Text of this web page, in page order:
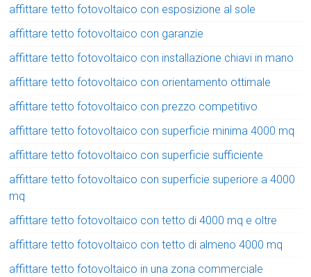
affittare tetto fotovoltaico con esposizione al sole
affittare tetto fotovoltaico con garanzie
affittare tetto fotovoltaico con installazione chiavi in mano
affittare tetto fotovoltaico con orientamento ottimale
affittare tetto fotovoltaico con prezzo competitivo
affittare tetto fotovoltaico con superficie minima 4000 mq
affittare tetto fotovoltaico con superficie sufficiente
affittare tetto fotovoltaico con superficie superiore a 4000
mq
affittare tetto fotovoltaico con tetto di 4000 mq e oltre
affittare tetto fotovoltaico con tetto di almeno 4000 mq
affittare tetto fotovoltaico in una zona commerciale